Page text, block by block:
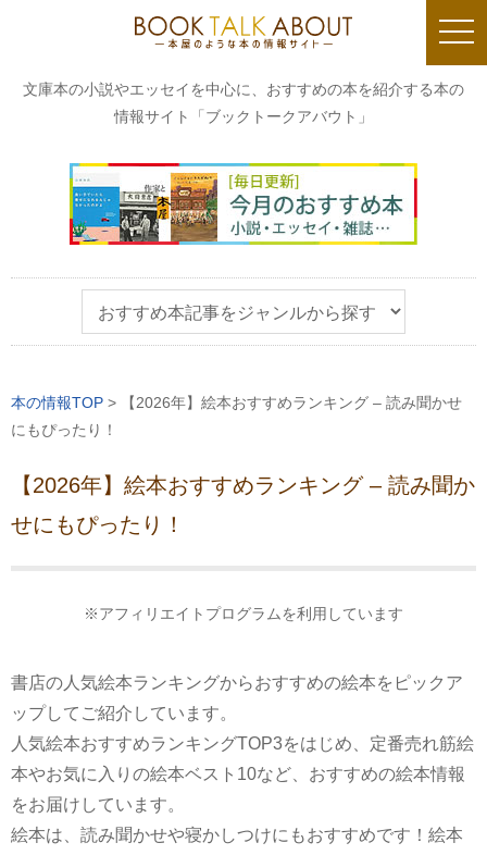
文庫本の小説やエッセイを中心に、おすすめの本を紹介する本の
情報サイト「ブックトークアバウト」
本の情報TOP >
【2026年】絵本おすすめランキング – 読み聞かせ
にもぴったり！
【2026年】絵本おすすめランキング – 読み聞か
せにもぴったり！
※アフィリエイトプログラムを利用しています
書店の人気絵本ランキングからおすすめの絵本をピックア
ップしてご紹介しています。
人気絵本おすすめランキングTOP3をはじめ、定番売れ筋絵
本やお気に入りの絵本ベスト10など、おすすめの絵本情報
をお届けしています。
絵本は、読み聞かせや寝かしつけにもおすすめです！絵本